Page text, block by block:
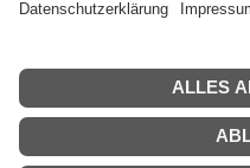
Copyright ©